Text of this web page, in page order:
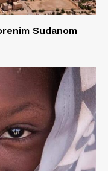
Sudanom